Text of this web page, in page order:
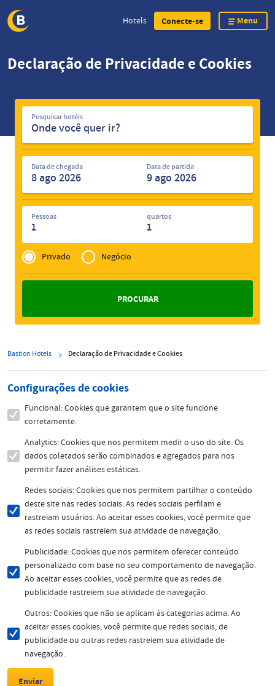
Hotels Conecte-se Menu
Declaração de Privacidade e Cookies
Pesquisar
hotéisPesquisar hotéis
Data de chegada Data de partida
Pessoas
1
quartos
1
Privé
of
Zakelijk
Privado Negócio
Bastion Hotels Declaração de Privacidade e Cookies
Configurações de cookies
Funcional: Cookies que garantem que o site funcione
corretamente.
Analytics: Cookies que nos permitem medir o uso do site. Os
dados coletados serão combinados e agregados para nos
permitir fazer análises estáticas.
Redes sociais: Cookies que nos permitem partilhar o conteúdo
deste site nas redes sociais. As redes sociais perfilam e
rastreiam usuários. Ao aceitar esses cookies, você permite que
as redes sociais rastreiem sua atividade de navegação.
Publicidade: Cookies que nos permitem oferecer conteúdo
personalizado com base no seu comportamento de navegação.
Ao aceitar esses cookies, você permite que as redes de
publicidade rastreiem sua atividade de navegação.
Outros: Cookies que não se aplicam às categorias acima. Ao
aceitar esses cookies, você permite que redes sociais, de
publicidade ou outras redes rastreiem sua atividade de
navegação.